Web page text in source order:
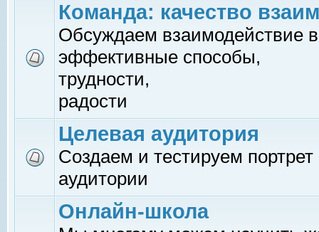
Команда: качество
Обсуждаем взаимодействие
эффективные способы,
трудности,
радости
Целевая аудитория
Создаем и тестируем
аудитории
Онлайн-школа